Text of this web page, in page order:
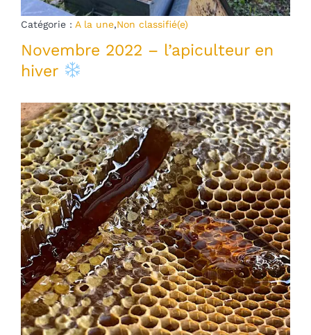
Catégorie : A la une,Non classifié(e)
Novembre 2022 – l’apiculteur en
hiver